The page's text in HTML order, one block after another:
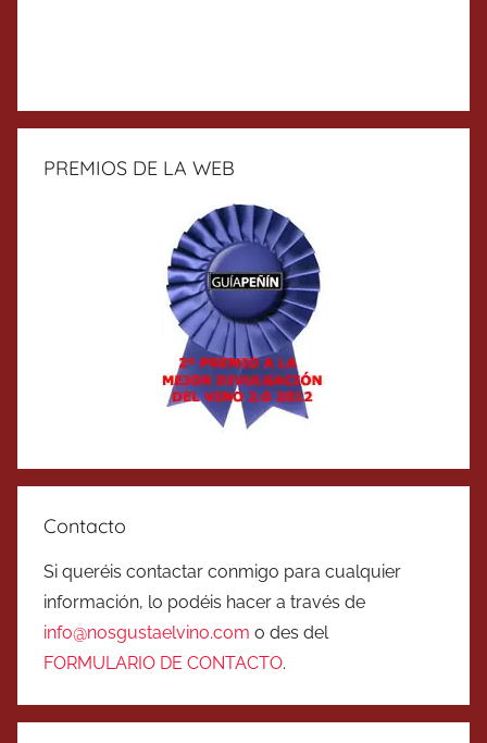
PREMIOS DE LA WEB
Contacto
Si queréis contactar conmigo para cualquier
información, lo podéis hacer a través de
info@nosgustaelvino.com o des del
FORMULARIO DE CONTACTO.